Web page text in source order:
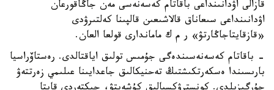
قازالى اۋدانىنداعى باقاتام كەسەنەسى مەن جاڭاقورعان
اۋدانىنداعى سىعاناق قالاشىعىن قالپىنا كەلتىرۋدى
«قازقايتاجاڭارتۋ» ر م ك ماماندارى قولعا العان.
- باقاتام كەسەنەسىندەگى جۇمىس تولىق اياقتالدى. رەستاۆراسيا
بارىسىندا ەسكەرتكىشتىڭ تەحنيكالىق جاعدايىنا عىلىمي زەرتتەۋ